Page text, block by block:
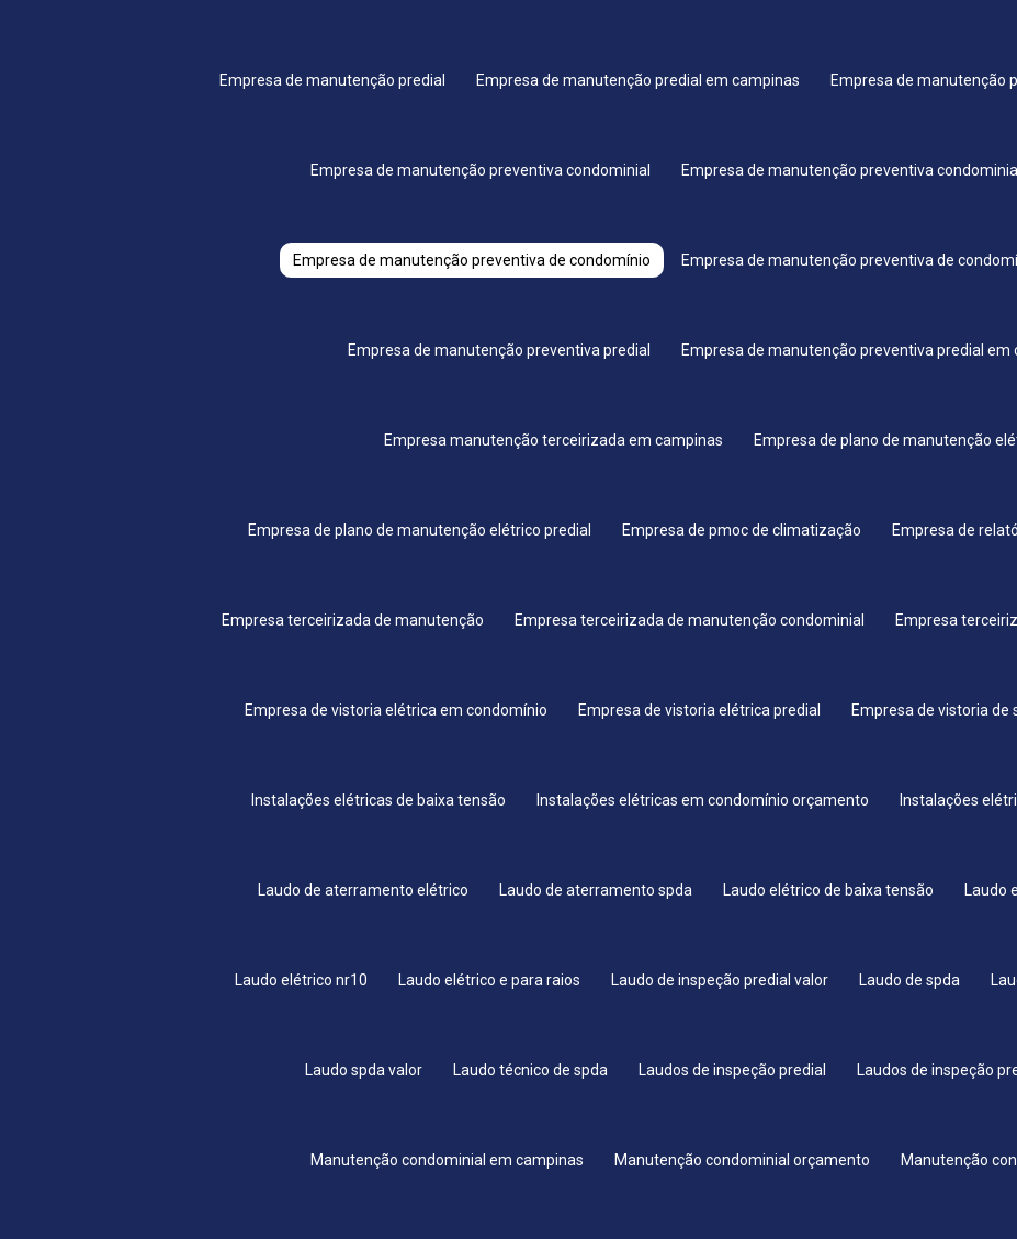
Empresa de manutenção predial Empresa de manutenção predial em campinas Empresa de manutenção
Empresa de manutenção preventiva condominial Empresa de manutenção preventiva
Empresa de manutenção preventiva de condomínio Empresa de manutenção preventiva de
Empresa de manutenção preventiva predial Empresa de manutenção preventiva predial em
Empresa manutenção terceirizada em campinas Empresa de plano de manutenção
Empresa de plano de manutenção elétrico predial Empresa de pmoc de climatização Empresa de
Empresa terceirizada de manutenção Empresa terceirizada de manutenção condominial Empresa
Empresa de vistoria elétrica em condomínio Empresa de vistoria elétrica predial Empresa de vistoria
Instalações elétricas de baixa tensão Instalações elétricas em condomínio orçamento Instalações
Laudo de aterramento elétrico Laudo de aterramento spda Laudo elétrico de baixa tensão Laudo
Laudo elétrico nr10 Laudo elétrico e para raios Laudo de inspeção predial valor Laudo de spda
Laudo spda valor Laudo técnico de spda Laudos de inspeção predial Laudos de inspeção
Manutenção condominial em campinas Manutenção condominial orçamento Manutenção